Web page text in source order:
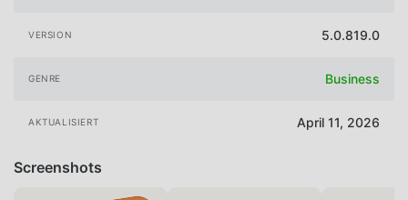
VERSION 5.0.819.0
GENRE Business
AKTUALISIERT April 11, 2026
Screenshots